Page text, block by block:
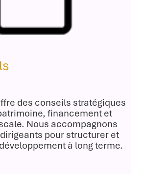
des conseils stratégiques
financement et
Nous accompagnons
pour structurer et
à long terme.